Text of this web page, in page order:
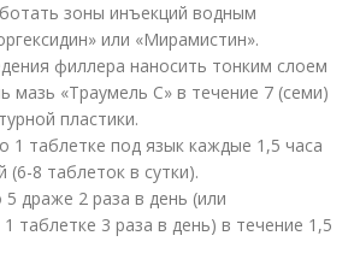
зоны инъекций водным
или «Мирамистин».
филлера наносить тонким слоем
мазь «Траумель С» в течение 7 (семи)
пластики.
1 таблетке под язык каждые 1,5 часа
(6-8 таблеток в сутки).
драже 2 раза в день (или
1 таблетке 3 раза в день) в течение 1,5